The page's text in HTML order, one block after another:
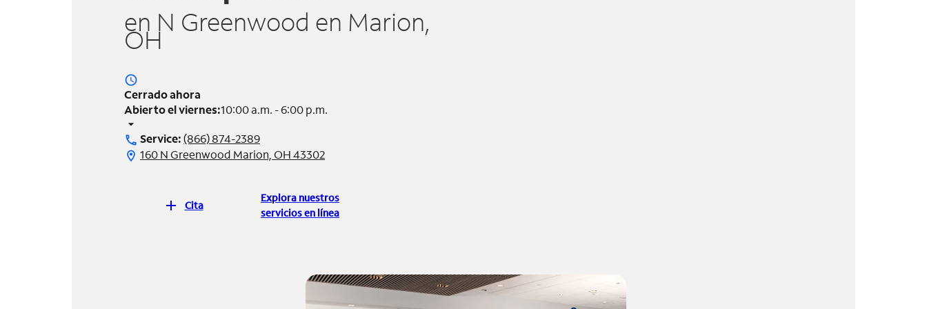
en N Greenwood en Marion,
OH
access_time
Cerrado ahora
Abierto el viernes:10:00 a.m. - 6:00 p.m.
arrow_drop_down
call Service:(866) 874-2389
location_on 160 N Greenwood Marion, OH 43302
add Cita
Explora nuestros
servicios en línea